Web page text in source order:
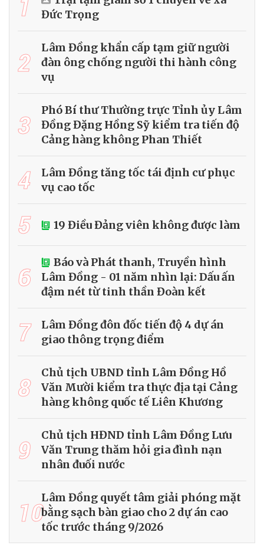
1
Đức Trọng
2
Lâm Đồng khẩn cấp tạm giữ người
đàn ông chống người thi hành công
vụ
3
Phó Bí thư Thường trực Tỉnh ủy Lâm
Đồng Đặng Hồng Sỹ kiểm tra tiến độ
Cảng hàng không Phan Thiết
4
Lâm Đồng tăng tốc tái định cư phục
vụ cao tốc
5 19 Điều Đảng viên không được làm
6
Báo và Phát thanh, Truyền hình
Lâm Đồng - 01 năm nhìn lại: Dấu ấn
đậm nét từ tinh thần Đoàn kết
7
Lâm Đồng đôn đốc tiến độ 4 dự án
giao thông trọng điểm
8
Chủ tịch UBND tỉnh Lâm Đồng Hồ
Văn Mười kiểm tra thực địa tại Cảng
hàng không quốc tế Liên Khương
9
Chủ tịch HĐND tỉnh Lâm Đồng Lưu
Văn Trung thăm hỏi gia đình nạn
nhân đuối nước
10Lâm Đồng quyết tâm giải phóng mặt
bằng sạch bàn giao cho 2 dự án cao
tốc trước tháng 9/2026